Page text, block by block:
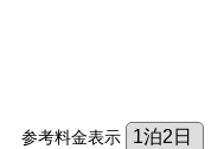
参考料金表示